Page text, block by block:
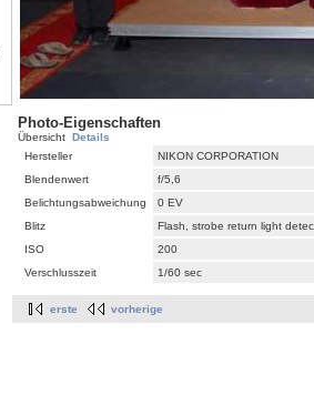
Photo-Eigenschaften
Übersicht Details
Hersteller
NIKON CORPORATION
Blendenwert
f/5,6
Belichtungsabweichung
0 EV
Blitz
Flash, strobe return light
ISO
200
Verschlusszeit
1/60 sec
erste vorherige